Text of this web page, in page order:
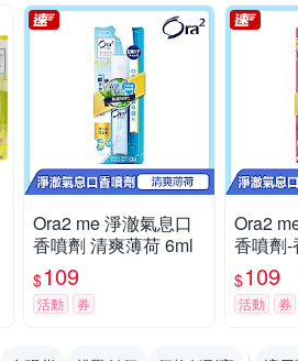
Ora2 me 淨澈氣息口
香噴劑 清爽薄荷 6ml
$109
活動 券
Ora2
香噴劑-
$109
活動 券